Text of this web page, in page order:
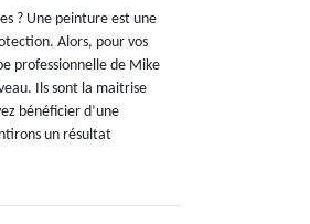
? Une peinture est une
Alors, pour vos
professionnelle de Mike
Ils sont la maitrise
bénéficier d’une
un résultat